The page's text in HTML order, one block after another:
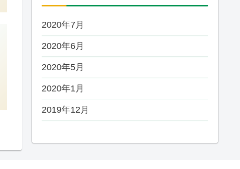
2020年7月
2020年6月
2020年5月
2020年1月
2019年12月